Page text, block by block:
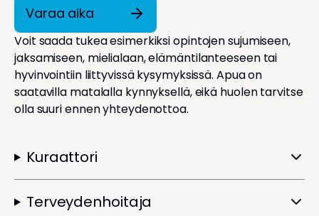
Varaa aika
Voit saada tukea esimerkiksi opintojen sujumiseen,
jaksamiseen, mielialaan, elämäntilanteeseen tai
hyvinvointiin liittyvissä kysymyksissä. Apua on
saatavilla matalalla kynnyksellä, eikä huolen tarvitse
olla suuri ennen yhteydenottoa.
Kuraattori
Terveydenhoitaja